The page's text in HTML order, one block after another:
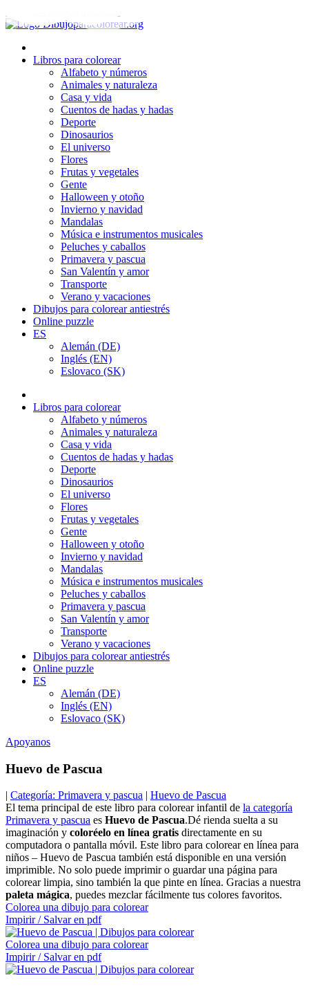
al
Libros para colorear
Alfabeto y números
Animales y naturaleza
Casa y vida
Cuentos de hadas y hadas
Deporte
Dinosaurios
El universo
Flores
Frutas y vegetales
Gente
Halloween y otoño
Invierno y navidad
Mandalas
Música e instrumentos musicales
Peluches y caballos
Primavera y pascua
San Valentín y amor
Transporte
Verano y vacaciones
Dibujos para colorear antiestrés
Online puzzle
ES
Alemán (DE)
Inglés (EN)
Eslovaco (SK)
Libros para colorear
Alfabeto y números
Animales y naturaleza
Casa y vida
Cuentos de hadas y hadas
Deporte
Dinosaurios
El universo
Flores
Frutas y vegetales
Gente
Halloween y otoño
Invierno y navidad
Mandalas
Música e instrumentos musicales
Peluches y caballos
Primavera y pascua
San Valentín y amor
Transporte
Verano y vacaciones
Dibujos para colorear antiestrés
Online puzzle
ES
Alemán (DE)
Inglés (EN)
Eslovaco (SK)
Apoyanos
Huevo de Pascua
| Categoría: Primavera y pascua | Huevo de Pascua
El tema principal de este libro para colorear infantil de la categoría
Primavera y pascua es Huevo de Pascua.Dé rienda suelta a su
imaginación y coloréelo en línea gratis directamente en su
computadora o pantalla móvil. Este libro para colorear en línea para
niños – Huevo de Pascua también está disponible en una versión
imprimible. No solo puede imprimir o guardar una página para
colorear limpia, sino también la que pinte en línea. Gracias a nuestra
paleta mágica, puedes mezclar fácilmente tus colores favoritos.
Colorea una dibujo para colorear
Impirir / Salvar en pdf
Colorea una dibujo para colorear
Impirir / Salvar en pdf